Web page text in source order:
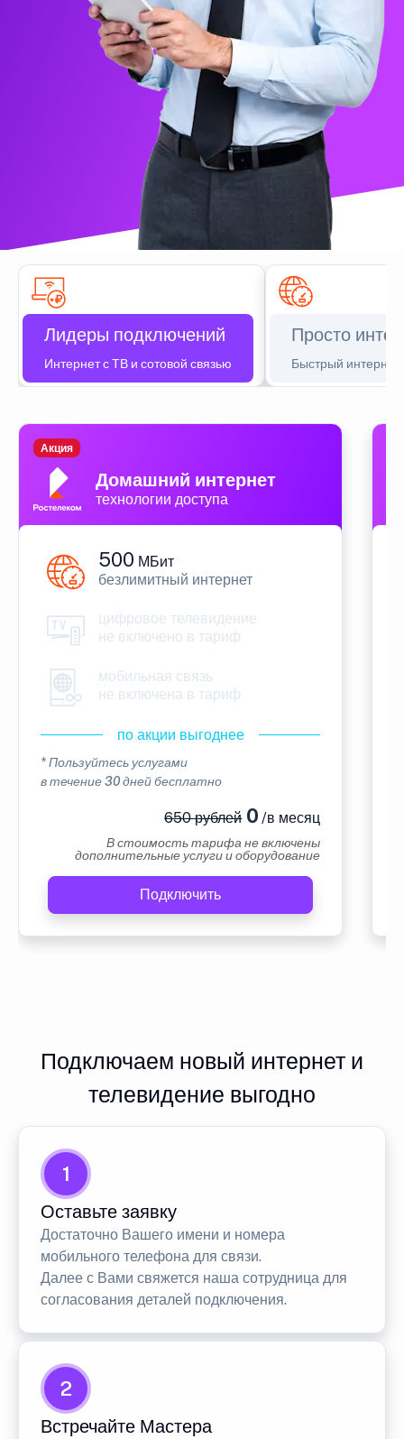
Лидеры подключений
Интернет с ТВ и сотовой связью
Просто
Быстрый интернет
Домашний интернет
технологии доступа
Акция
500 МБит
безлимитный интернет
цифровое телевидение
не включено в тариф
мобильная связь
не включена в тариф
по акции выгоднее
* Пользуйтесь услугами
в течение 30 дней бесплатно
650 рублей0 /в месяц
В стоимость тарифа не включены
дополнительные услуги и оборудование
Подключить
Подключаем новый интернет и
телевидение выгодно
1
Оставьте заявку
Достаточно Вашего имени и номера
мобильного телефона для связи.
Далее с Вами свяжется наша сотрудница для
согласования деталей подключения.
2
Встречайте Мастера